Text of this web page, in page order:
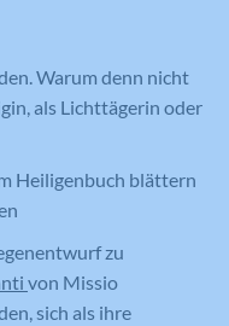
Warum denn nicht
als Lichttägerin oder
Heiligenbuch blättern
zu
von Missio
sich als ihre
verwendet,
jedes
werden.
mit Dritten